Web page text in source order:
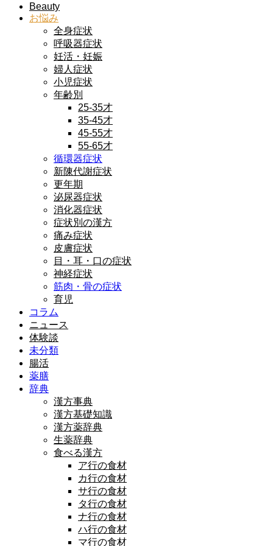
Beauty
お悩み
全身症状
呼吸器症状
妊活・妊娠
婦人症状
小児症状
年齢別
25-35才
35-45才
45-55才
55-65才
循環器症状
新陳代謝症状
更年期
泌尿器症状
消化器症状
症状別の漢方
痛み症状
皮膚症状
目・耳・口の症状
神経症状
筋肉・骨の症状
育児
コラム
ニュース
体験談
未分類
腸活
薬膳
辞典
漢方事典
漢方基礎知識
漢方薬辞典
生薬辞典
食べる漢方
ア行の食材
カ行の食材
サ行の食材
タ行の食材
ナ行の食材
ハ行の食材
マ行の食材